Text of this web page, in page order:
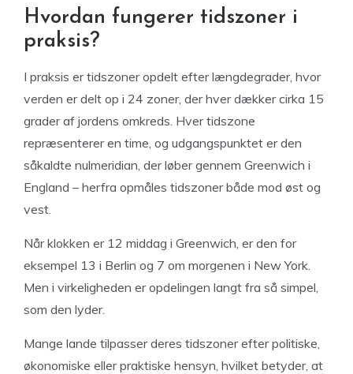
Hvordan fungerer tidszoner i
praksis?
I praksis er tidszoner opdelt efter længdegrader, hvor
verden er delt op i 24 zoner, der hver dækker cirka 15
grader af jordens omkreds. Hver tidszone
repræsenterer en time, og udgangspunktet er den
såkaldte nulmeridian, der løber gennem Greenwich i
England – herfra opmåles tidszoner både mod øst og
vest.
Når klokken er 12 middag i Greenwich, er den for
eksempel 13 i Berlin og 7 om morgenen i New York.
Men i virkeligheden er opdelingen langt fra så simpel,
som den lyder.
Mange lande tilpasser deres tidszoner efter politiske,
økonomiske eller praktiske hensyn, hvilket betyder, at